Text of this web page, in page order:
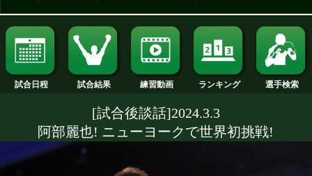
試合日程 試合結果 練習動画 ランキング
[試合後談話]2024.3.3